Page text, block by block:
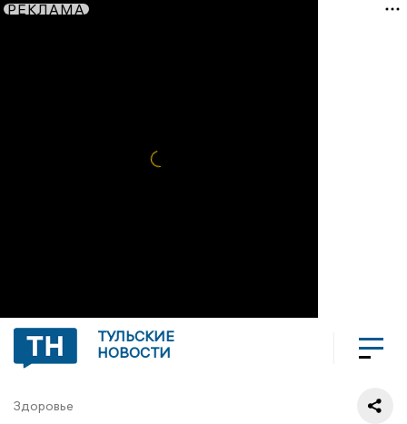
РЕКЛАМА
ТУЛЬСКИЕ
НОВОСТИ
Здоровье